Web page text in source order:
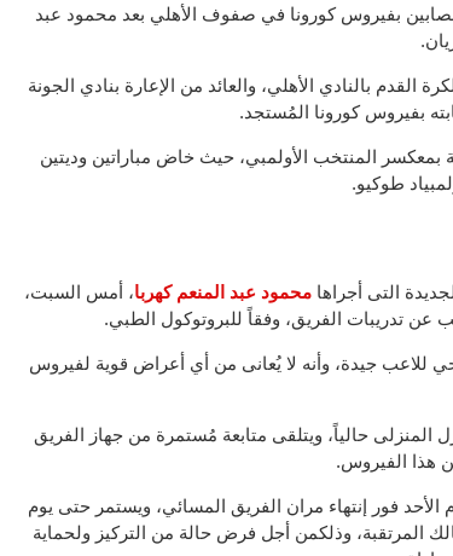
بفيروس كورونا في صفوف الأهلي بعد محمود عبد
القدم بالنادي الأهلي، والعائد من الإعارة بنادي الجونة
بفيروس كورونا المُستجد.
بمعكسر المنتخب الأولمبي، حيث خاض مباراتين وديتين
طوكيو.
التى أجراهامحمود عبد المنعم كهربا، أمس السبت،
عن تدريبات الفريق، وفقاً للبروتوكول الطبي.
للاعب جيدة، وأنه لا يُعانى من أي أعراض قوية لفيروس
المنزلى حالياً، ويتلقى متابعة مُستمرة من جهاز الفريق
هذا الفيروس.
الأحد فور إنتهاء مران الفريق المسائي، ويستمر حتى يوم
المرتقبة، وذلكمن أجل فرض حالة من التركيز ولحماية